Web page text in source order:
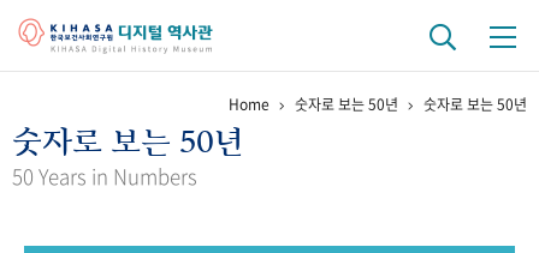
걸어온 길 기관 변천사 역대 기관장
Home 숫자로 보는 50년 숫자로 보는 50년
숫자로 보는 50년
50 Years in Numbers